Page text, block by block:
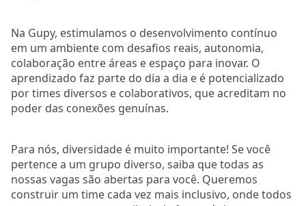
Na Gupy, estimulamos o desenvolvimento contínuo
em um ambiente com desafios reais, autonomia,
colaboração entre áreas e espaço para inovar. O
aprendizado faz parte do dia a dia e é potencializado
por times diversos e colaborativos, que acreditam no
poder das conexões genuínas.
Para nós, diversidade é muito importante! Se você
pertence a um grupo diverso, saiba que todas as
nossas vagas são abertas para você. Queremos
construir um time cada vez mais inclusivo, onde todos